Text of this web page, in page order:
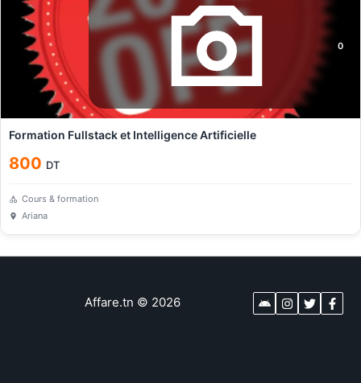
0
Formation Fullstack et Intelligence Artificielle
800 DT
Cours & formation
Ariana
Affare.tn © 2026